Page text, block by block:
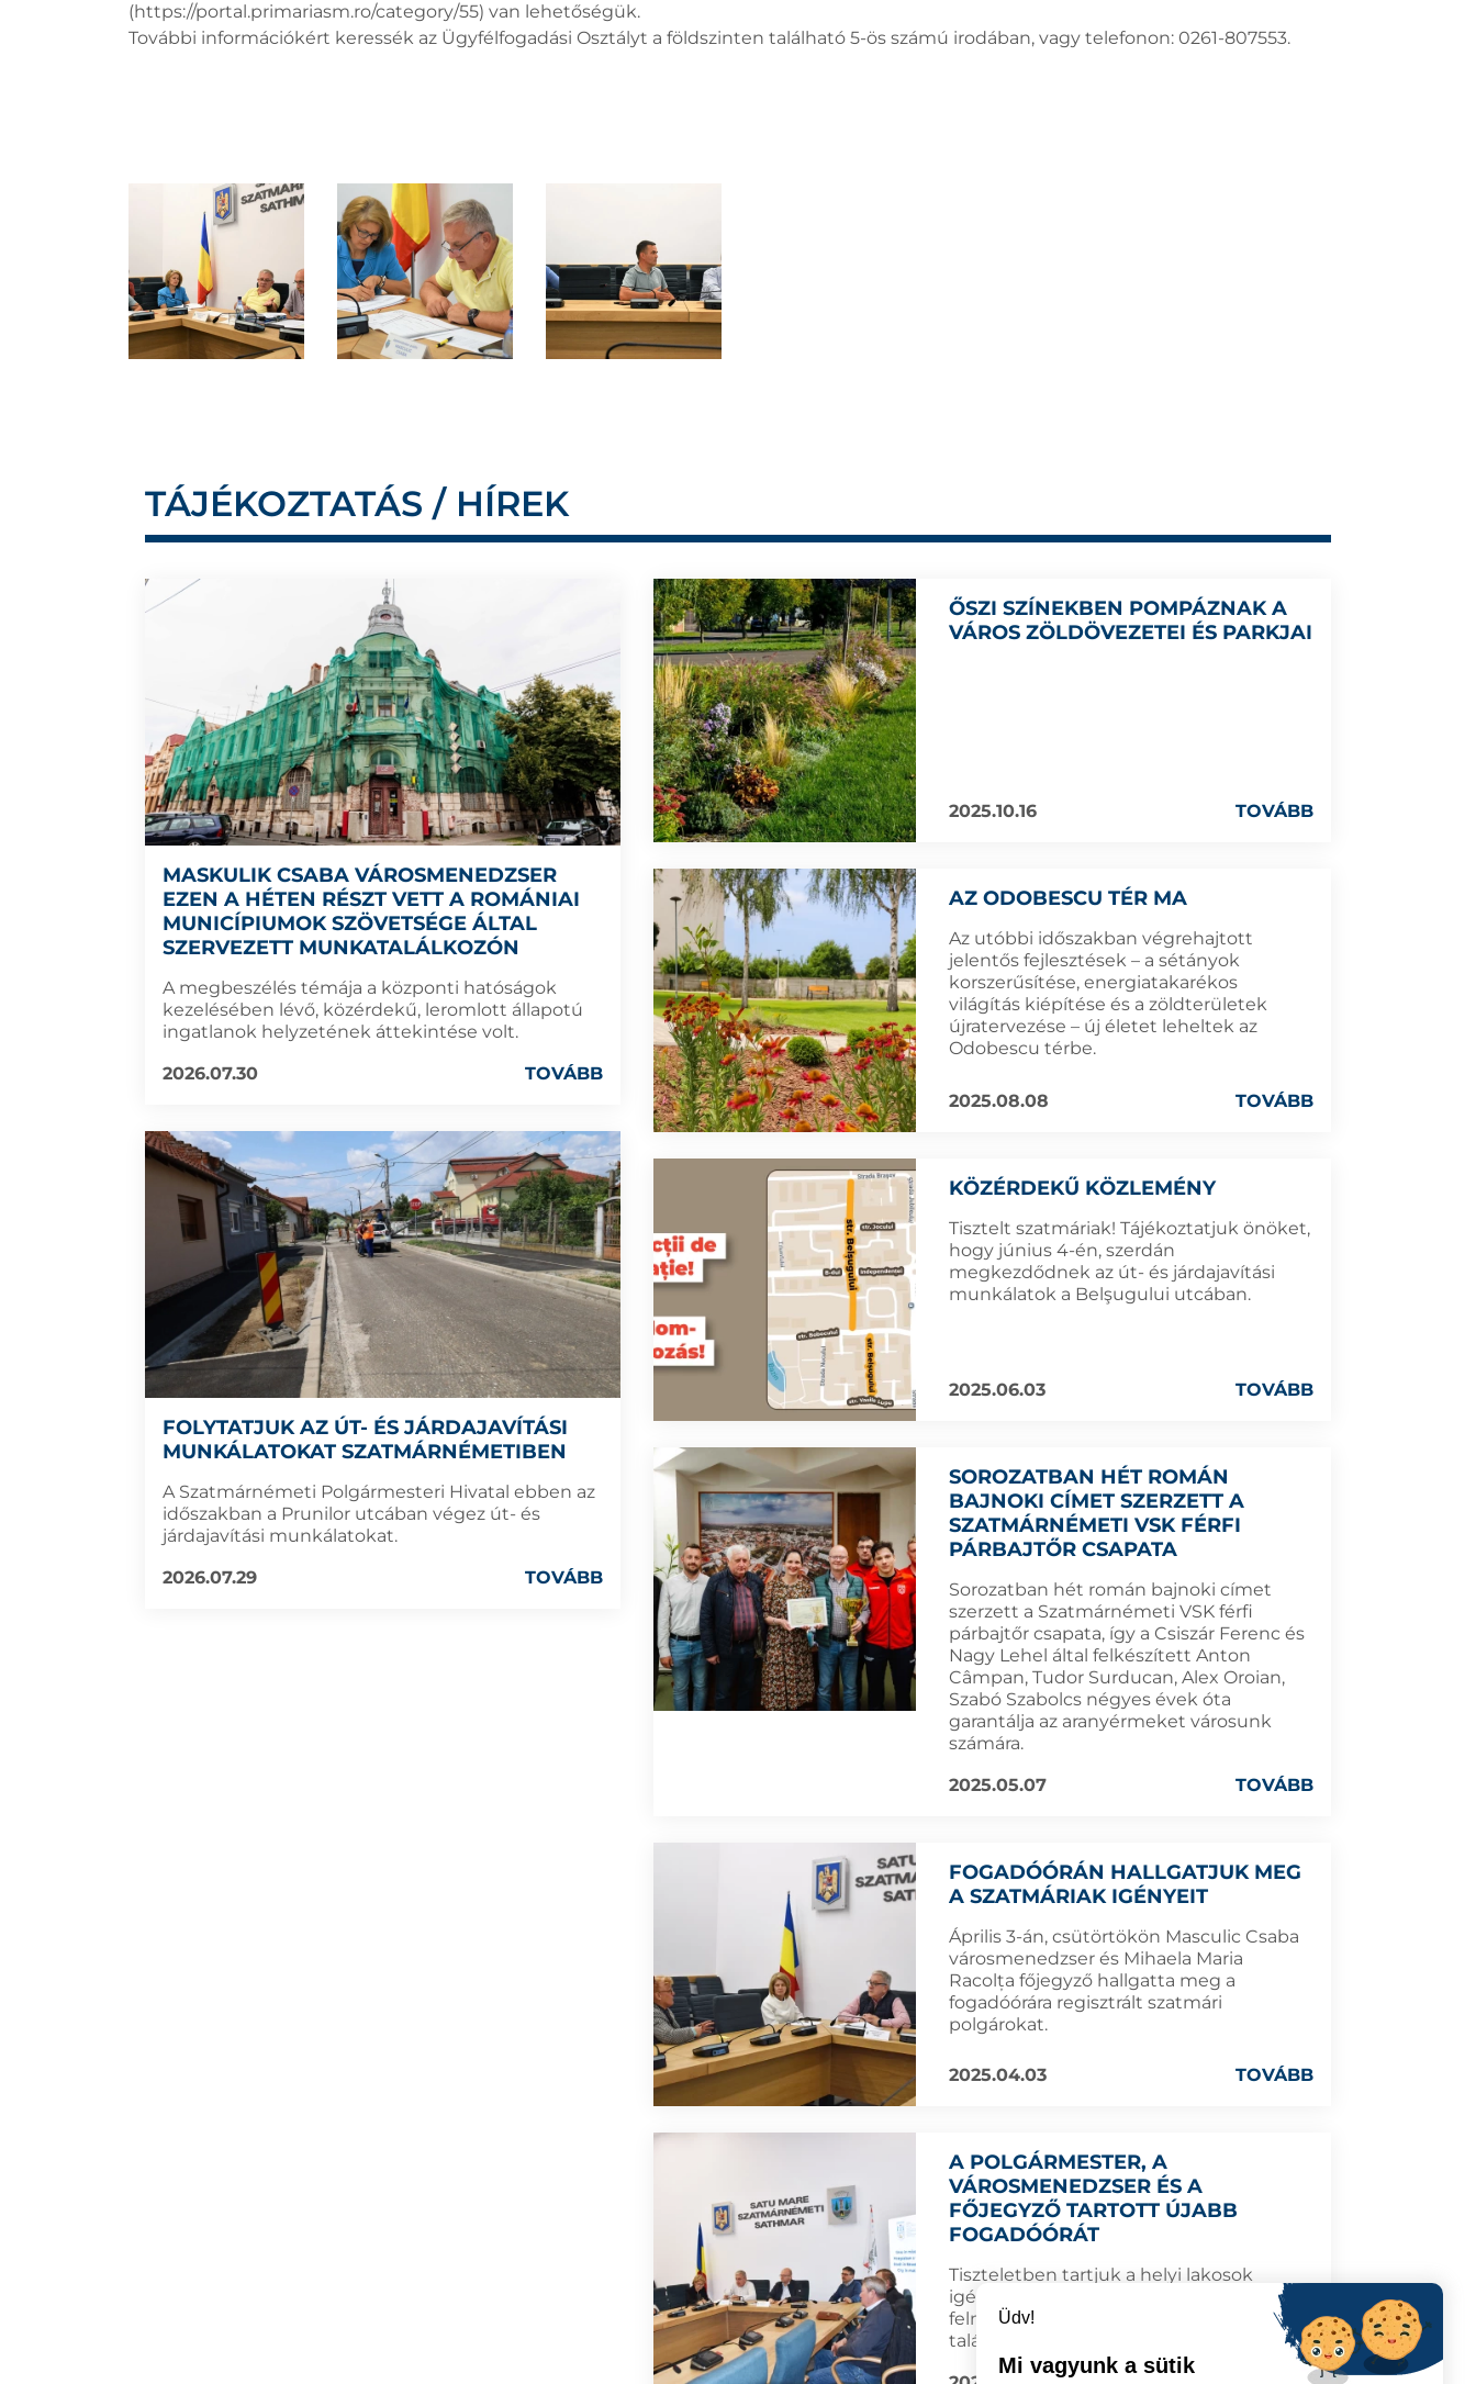
(https://portal.primariasm.ro/category/55) van lehetőségük.
További információkért keressék az Ügyfélfogadási Osztályt a földszinten található 5-ös számú irodában, vagy telefonon: 0261-807553.
TÁJÉKOZTATÁS / HÍREK
MASKULIK CSABA VÁROSMENEDZSER
EZEN A HÉTEN RÉSZT VETT A ROMÁNIAI
MUNICÍPIUMOK SZÖVETSÉGE ÁLTAL
SZERVEZETT MUNKATALÁLKOZÓN
A megbeszélés témája a központi hatóságok
kezelésében lévő, közérdekű, leromlott állapotú
ingatlanok helyzetének áttekintése volt.
2026.07.30
TOVÁBB
FOLYTATJUK AZ ÚT- ÉS JÁRDAJAVÍTÁSI
MUNKÁLATOKAT SZATMÁRNÉMETIBEN
A Szatmárnémeti Polgármesteri Hivatal ebben az
időszakban a Prunilor utcában végez út- és
járdajavítási munkálatokat.
2026.07.29
TOVÁBB
ŐSZI SZÍNEKBEN POMPÁZNAK A
VÁROS ZÖLDÖVEZETEI ÉS PARKJAI
2025.10.16 TOVÁBB
AZ ODOBESCU TÉR MA
Az utóbbi időszakban végrehajtott
jelentős fejlesztések – a sétányok
korszerűsítése, energiatakarékos
világítás kiépítése és a zöldterületek
újratervezése – új életet leheltek az
Odobescu térbe.
2025.08.08 TOVÁBB
KÖZÉRDEKŰ KÖZLEMÉNY
Tisztelt szatmáriak! Tájékoztatjuk önöket,
hogy június 4-én, szerdán
megkezdődnek az út- és járdajavítási
munkálatok a Belşugului utcában.
2025.06.03 TOVÁBB
SOROZATBAN HÉT ROMÁN
BAJNOKI CÍMET SZERZETT A
SZATMÁRNÉMETI VSK FÉRFI
PÁRBAJTŐR CSAPATA
Sorozatban hét román bajnoki címet
szerzett a Szatmárnémeti VSK férfi
párbajtőr csapata, így a Csiszár Ferenc és
Nagy Lehel által felkészített Anton
Câmpan, Tudor Surducan, Alex Oroian,
Szabó Szabolcs négyes évek óta
garantálja az aranyérmeket városunk
számára.
2025.05.07
TOVÁBB
FOGADÓÓRÁN HALLGATJUK MEG
A SZATMÁRIAK IGÉNYEIT
Április 3-án, csütörtökön Masculic Csaba
városmenedzser és Mihaela Maria
Racolța főjegyző hallgatta meg a
fogadóórára regisztrált szatmári
polgárokat.
2025.04.03 TOVÁBB
A POLGÁRMESTER, A
VÁROSMENEDZSER ÉS A
FŐJEGYZŐ TARTOTT ÚJABB
FOGADÓÓRÁT
Tiszteletben tartjuk a helyi lakosok
igényeit, és azon vagyunk, hogy a
felmerülő problémáikra megoldást
találjuk.
Üdv!
Mi vagyunk a sütik